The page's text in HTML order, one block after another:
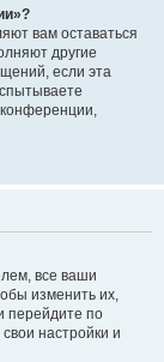
вам оставаться
другие
если эта
все ваши
изменить их,
перейдите по
настройки и